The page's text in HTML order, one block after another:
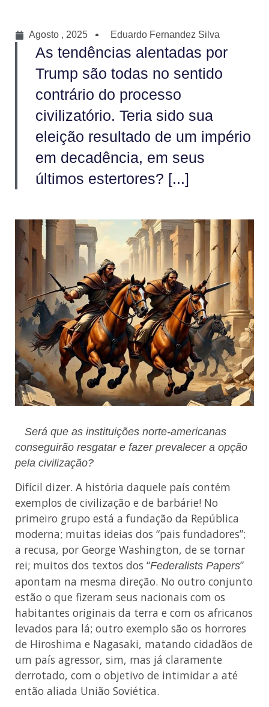
Agosto , 2025 Eduardo Fernandez Silva
As tendências alentadas por
Trump são todas no sentido
contrário do processo
civilizatório. Teria sido sua
eleição resultado de um império
em decadência, em seus
últimos estertores? [...]
Será que as instituições norte-americanas
conseguirão resgatar e fazer prevalecer a opção
pela civilização?
Difícil dizer. A história daquele país contém
exemplos de civilização e de barbárie! No
primeiro grupo está a fundação da República
moderna; muitas ideias dos “pais fundadores”;
a recusa, por George Washington, de se tornar
rei; muitos dos textos dos “Federalists Papers”
apontam na mesma direção. No outro conjunto
estão o que fizeram seus nacionais com os
habitantes originais da terra e com os africanos
levados para lá; outro exemplo são os horrores
de Hiroshima e Nagasaki, matando cidadãos de
um país agressor, sim, mas já claramente
derrotado, com o objetivo de intimidar a até
então aliada União Soviética.